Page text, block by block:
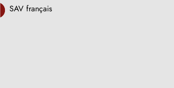
SAV français